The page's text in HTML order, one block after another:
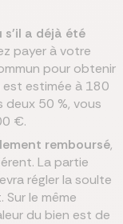
a déjà été
payer à votre
pour obtenir
est estimée à 180
50 %, vous
€.
remboursé,
La partie
régler la soulte
le même
du bien est de